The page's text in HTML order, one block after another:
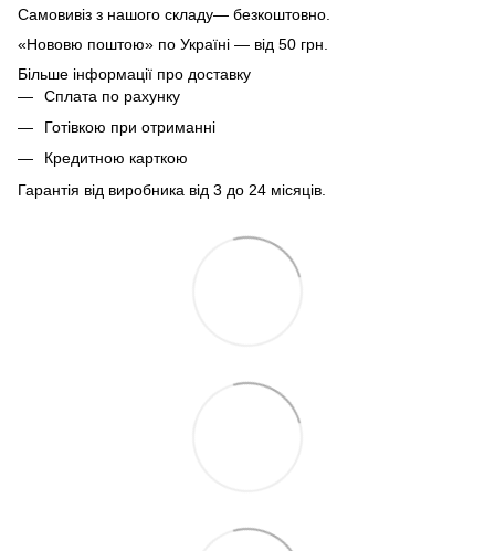
Самовивіз з нашого складу— безкоштовно.
«Нововю поштою» по Україні — від 50 грн.
Більше інформації про доставку
Сплата по рахунку
Готівкою при отриманні
Кредитною карткою
Гарантія від виробника від 3 до 24 місяців.